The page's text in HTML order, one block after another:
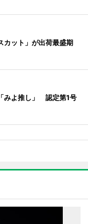
カット」が出荷最盛期
みよ推し」 認定第1号